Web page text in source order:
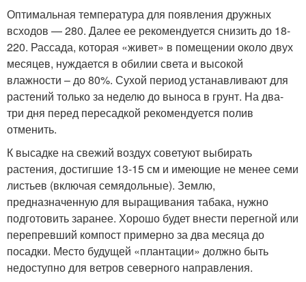
Оптимальная температура для появления дружных
всходов — 280. Далее ее рекомендуется снизить до 18-
220. Рассада, которая «живет» в помещении около двух
месяцев, нуждается в обилии света и высокой
влажности – до 80%. Сухой период устанавливают для
растений только за неделю до выноса в грунт. На два-
три дня перед пересадкой рекомендуется полив
отменить.
К высадке на свежий воздух советуют выбирать
растения, достигшие 13-15 см и имеющие не менее семи
листьев (включая семядольные). Землю,
предназначенную для выращивания табака, нужно
подготовить заранее. Хорошо будет внести перегной или
перепревший компост примерно за два месяца до
посадки. Место будущей «плантации» должно быть
недоступно для ветров северного направления.